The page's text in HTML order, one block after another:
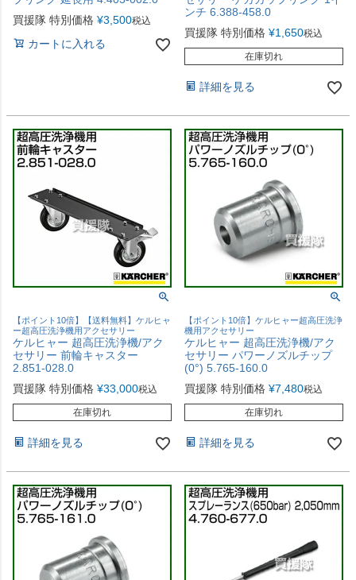
買援隊 特別価格 ¥3,500税込
カートに入れる
ンチ 6.388-458.0
買援隊 特別価格 ¥1,650税込
在庫切れ
詳細を見る
【ポイント10倍】【送料無料】ケルヒャ
ー超高圧洗浄機用アクセサリー
ケルヒャー 超高圧洗浄機/アク
セサリー 前輪キャスター
2.851-028.0
買援隊 特別価格 ¥33,000税込
在庫切れ
詳細を見る
【ポイント10倍】ケルヒャー超高圧洗浄
機用アクセサリー
ケルヒャー 超高圧洗浄機/アク
セサリー パワーノズルチップ
(0°) 5.765-160.0
買援隊 特別価格 ¥7,480税込
在庫切れ
詳細を見る